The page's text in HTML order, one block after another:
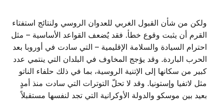
ولكن من شأن القبول الغربي للعدوان الروسي ولنتائج استفتاء
القرم أن يثبت وقوع خطأ. فقد يُضعف القواعد الأساسية – مثل
احترام السيادة والسلامة الإقليمية – التي سادت في أوروبا بعد
الحرب الباردة. وقد يؤجج المخاوف في البلدان التي ينتمي عدد
كبير من سكانها إلى الإتنية الروسية، بما في ذلك حلفاء الناتو
مثل لاتفيا وإستونيا. وقد لا تحلّ التوترات التي سادت منذ أمدٍ
بعيد بين موسكو والدولة الأوكرانية التي تجد لنفسها مستقبلاً